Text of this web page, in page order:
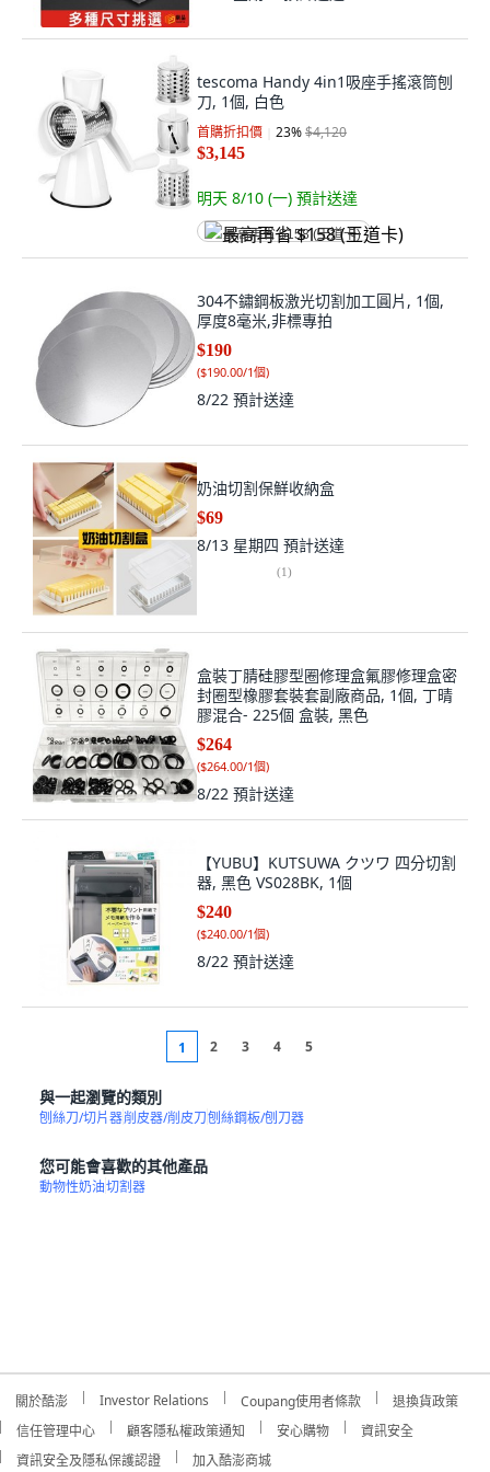
tescoma Handy 4in1吸座手搖滾筒刨
刀, 1個, 白色
首購折扣價 23%$4,120
$3,145
明天 8/10 (一) 預計送達
最高再省 $158 (王道卡)
304不鏽鋼板激光切割加工圓片, 1個,
厚度8毫米,非標專拍
$190
($190.00/1個)
8/22 預計送達
奶油切割保鮮收納盒
$69
8/13 星期四 預計送達
(1)
盒裝丁腈硅膠型圈修理盒氟膠修理盒密
封圈型橡膠套裝套副廠商品, 1個, 丁晴
膠混合- 225個 盒裝, 黑色
$264
($264.00/1個)
8/22 預計送達
【YUBU】KUTSUWA クツワ 四分切割
器, 黑色 VS028BK, 1個
$240
($240.00/1個)
8/22 預計送達
1 2 3 4 5
與一起瀏覽的類別
刨絲刀/切片器削皮器/削皮刀刨絲鋼板/刨刀器
您可能會喜歡的其他產品
動物性奶油切割器
關於酷澎 Investor Relations Coupang使用者條款
退換貨政策
信任管理中心
顧客隱私權政策通知 安心購物
資訊安全
資訊安全及隱私保護認證
加入酷澎商城